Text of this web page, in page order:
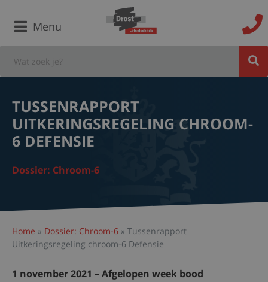
Menu
TUSSENRAPPORT
UITKERINGSREGELING CHROOM-
6 DEFENSIE
Dossier: Chroom-6
Home » Dossier: Chroom-6 » Tussenrapport
Uitkeringsregeling chroom-6 Defensie
1 november 2021 – Afgelopen week bood